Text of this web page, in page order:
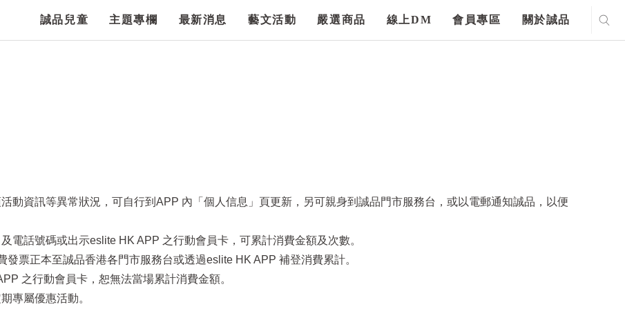
誠品兒童 主題專欄 最新消息 藝文活動 嚴選商品 線上DM 會員專區 關於誠品
動資訊等異常狀況，可自行到APP 內「個人信息」頁更新，另可親身到誠品門市服務台，或以電郵通知誠品，以便
電話號碼或出示eslite HK APP 之行動會員卡，可累計消費金額及次數。
票正本至誠品香港各門市服務台或透過eslite HK APP 補登消費累計。
之行動會員卡，恕無法當場累計消費金額。
專屬優惠活動。